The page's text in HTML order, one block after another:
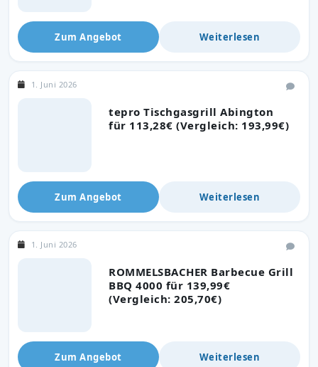
Zum Angebot Weiterlesen
tepro Tischgasgrill Abington
für 113,28€ (Vergleich: 193,99€)
1. Juni 2026
Zum Angebot Weiterlesen
ROMMELSBACHER Barbecue Grill
BBQ 4000 für 139,99€
(Vergleich: 205,70€)
1. Juni 2026
Zum Angebot Weiterlesen